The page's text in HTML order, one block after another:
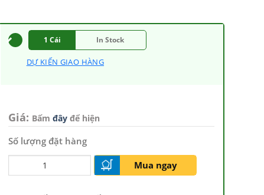
1 Cái In Stock
DỰ KIẾN GIAO HÀNG
Giá: Bấm đâyđể hiện
Số lượng đặt hàng
Mua ngay